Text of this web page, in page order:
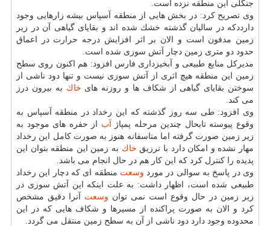
جنگلی این منطقه نزده است.
وی تصریح كرد: در بخش هایی از منطقه آسپاس بیشه زارهایی وجود
دارددكه در سالیان گذشته خشك شده اند و بقایای گیاهی آن در زیر
زمین مدفون است و الان بر اثر افزایش درجه حرارت در اعماق
حدود دو متری زمین دچار آتش سوزی شده است.
مدیركل منابع طبیعی و آبخیزداری فارس افزود: هم اكنون روی سطح
زمین این منطقه هیچ اثری از آتش سوزی نیست و تنها دود ناشی از
سوختن بقایای گیاهی از شكاف ها و روزنه های خاك به بیرون درز
می كند.
وی افزود: طی سه روز گذشته كه این رخداد در منطقه آسپاس به
وقوع پیوسته تابحال چندین مرحله پمپاژ آب از حفره های موجود به
زیر زمین صورت گرفته اما متاسفانه هنوز به صورت كامل این رخداد
مهار نشده و امكان دارد با ترزیق خاك به زمین این منطقه بتوان این
پدیده را كنترل كرد كه این كار هم در حال انجام می باشد.
وی در پاسخ به سوالی در مورد وسعت منطقه ای كه دچار این رخداد
طبیعی شده است، اظهار داشت: به علت اینكه این آتش سوزی در
زیر زمین در حال وقوع است نمی توان وسعت آنرا دقیق مشخص
كرد و الان به صورت پراكنده از مسیرها و شكاف هایی كه در این
محدوده وجود دارد دود ناشی از آن به سطح زمین منتقل می گردد.